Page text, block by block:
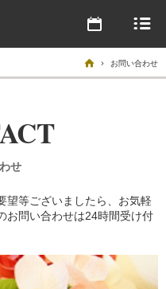
ホームお問い合わせ
せ
望等ございましたら、お気軽
お問い合わせは24時間受け付